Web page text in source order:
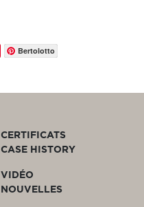
Bertolotto
CERTIFICATS
CASE HISTORY
VIDÉO
NOUVELLES